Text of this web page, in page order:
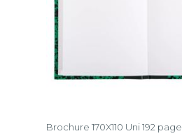
Brochure 170X110 Uni 192